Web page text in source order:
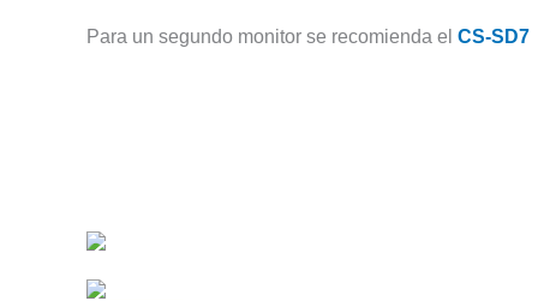
Para un segundo monitor se recomienda el CS-SD7